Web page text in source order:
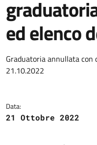
ed elenco
Dettagli
Graduatoria annullata con
21.10.2022
Data:
21 Ottobre 2022